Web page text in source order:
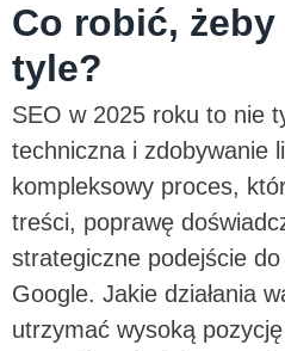
Co robić,
tyle?
SEO w 2025 roku to nie
techniczna i zdobywanie
kompleksowy proces,
treści, poprawę
strategiczne podejście
Google. Jakie działania
utrzymać wysoką